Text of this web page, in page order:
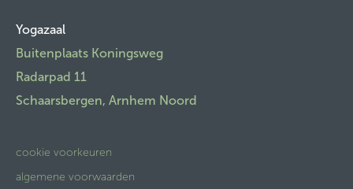
Yogazaal
Buitenplaats Koningsweg
Radarpad 11
Schaarsbergen, Arnhem Noord
cookie voorkeuren
algemene voorwaarden